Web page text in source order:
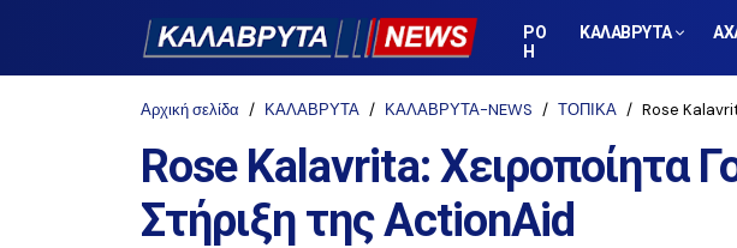
ΡΟ
Η
ΚΑΛΑΒΡΥΤΑ
Αρχική σελίδα ΚΑΛΑΒΡΥΤΑ ΚΑΛΑΒΡΥΤΑ-NEWS ΤΟΠΙΚΑ Rose Kalavrita:
Rose Kalavrita: Χειροποίητα
Στήριξη της ActionAid